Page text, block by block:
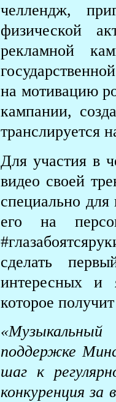
челлендж,
физической
рекламной
на мотивацию
кампании,
транслируется
Для участия в
видео своей
специально
его на
сделать
интересных и
которое
поддержке
шаг к
конкуренция за